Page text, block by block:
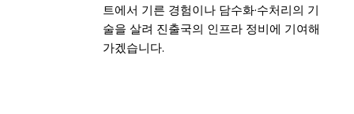
트에서 기른 경험이나 담수화·수처리의 기
술을 살려 진출국의 인프라 정비에 기여해
가겠습니다.